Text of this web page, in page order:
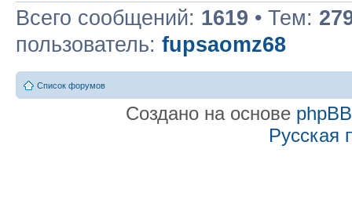
Всего сообщений: 1619 • Тем:
пользователь: fupsaomz68
Список форумов
Создано на основе phpBB
Русская